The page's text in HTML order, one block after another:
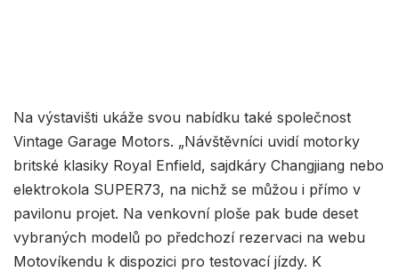
Na výstavišti ukáže svou nabídku také společnost
Vintage Garage Motors. „Návštěvníci uvidí motorky
britské klasiky Royal Enfield, sajdkáry Changjiang nebo
elektrokola SUPER73, na nichž se můžou i přímo v
pavilonu projet. Na venkovní ploše pak bude deset
vybraných modelů po předchozí rezervaci na webu
Motovíkendu k dispozici pro testovací jízdy. K